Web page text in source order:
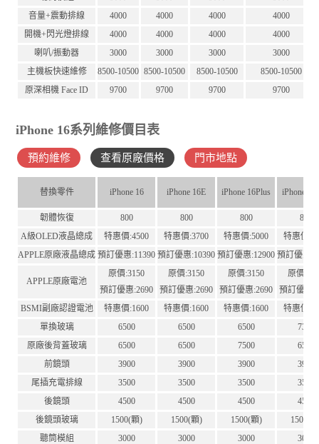
音量+震動排線
4000 4000 4000
4000
開機+閃光燈排線
4000 4000 4000
4000
喇叭/振動器
3000 3000 3000
3000
主機板快速維修
8500-10500 8500-10500 8500-10500
8500-10500
原深相機 Face ID
9700 9700 9700 9700
iPhone 16系列維修價目表
預約維修 查看原廠價格 門市地點
替換零件 iPhone 16 iPhone 16E iPhone 16Plus iPhone 16
韌體恢復 800 800 800
800
A級OLED液晶總成
特惠價:4500 特惠價:3700 特惠價:5000
特惠價
APPLE原廠液晶總成 預訂優惠:11390 預訂優惠:10390 預訂優惠:12900 預訂優惠
APPLE原廠電池
原價:3150
預訂優惠:2690
原價:3150
預訂優惠:2690
原價:3150
預訂優惠:2690
原價
預訂優惠
BSMI副廠認證電池
特惠價:1600 特惠價:1600 特惠價:1600
特惠價
單換玻璃
6500 6500 6500
7300
原廠後背蓋玻璃
6500 6500 7500
6500
前鏡頭
3900 3900 3900
3900
尾插充電排線
3500 3500 3500
3500
後鏡頭
4500 4500 4500
4500
後鏡頭玻璃
1500(顆) 1500(顆) 1500(顆)
1500(
聽筒模組
3000 3000 3000 3000